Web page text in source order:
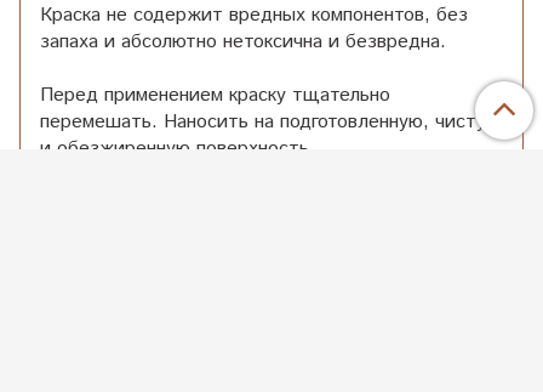
Краска не содержит вредных компонентов, без
запаха и абсолютно нетоксична и безвредна.
Перед применением краску тщательно
перемешать. Наносить на подготовленную, чистую
и обезжиренную поверхность.